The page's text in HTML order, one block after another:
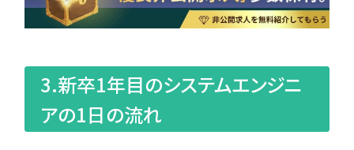
3.新卒1年目のシステムエンジニ
アの1日の流れ